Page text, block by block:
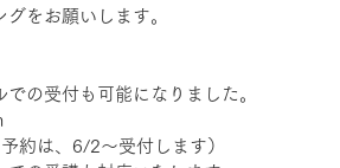
をお願いします。
の受付も可能になりました。
約は、6/2～受付します）